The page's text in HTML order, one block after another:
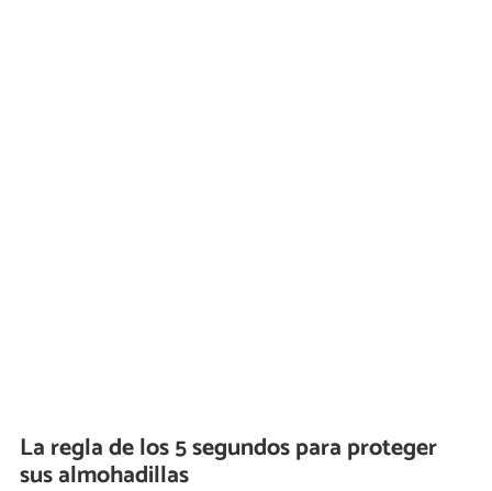
La regla de los 5 segundos para proteger
sus almohadillas